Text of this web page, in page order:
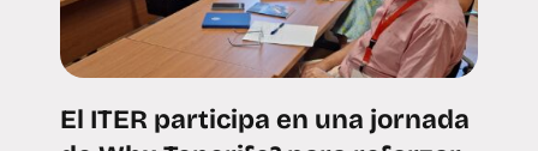
El ITER participa en una jornada